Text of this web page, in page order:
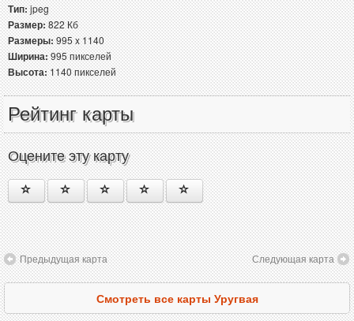
Тип:jpeg
Размер:822 Кб
Размеры:995 x 1140
Ширина:995 пикселей
Высота:1140 пикселей
Рейтинг карты
Оцените эту карту
Предыдущая карта Следующая карта
Смотреть все карты Уругвая